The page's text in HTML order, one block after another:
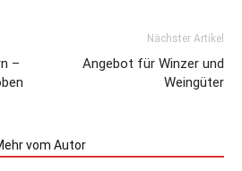
–
Nächster Artikel
Angebot für Winzer und
Weingüter
vom Autor